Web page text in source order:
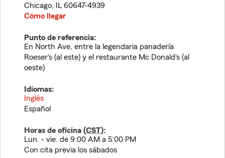
Chicago, IL 60647-4939
Cómo llegar
Punto de referencia:
En North Ave, entre la legendaria panadería
Roeser's (al este) y el restaurante Mc Donald's (al
oeste)
Idiomas:
Inglés
Español
Horas de oficina (CST):
Lun. - vie. de 9:00 AM a 5:00 PM
Con cita previa los sábados